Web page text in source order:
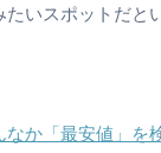
いスポットだと
なか「最安値」を